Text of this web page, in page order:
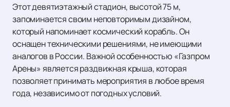
Этот девятиэтажный стадион, высотой 75 м,
запоминается своим неповторимым дизайном,
который напоминает космический корабль. Он
оснащен техническими решениями, не имеющими
аналогов в России. Важной особенностью «Газпром
Арены» является раздвижная крыша, которая
позволяет принимать мероприятия в любое время
года, независимо от погодных условий.